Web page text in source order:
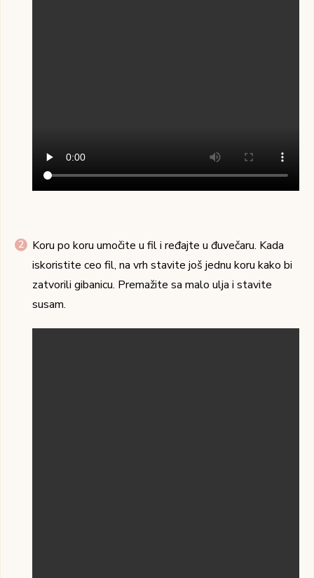
Koru po koru umočite u fil i ređajte u đuvečaru. Kada
iskoristite ceo fil, na vrh stavite još jednu koru kako bi
zatvorili gibanicu. Premažite sa malo ulja i stavite
susam.